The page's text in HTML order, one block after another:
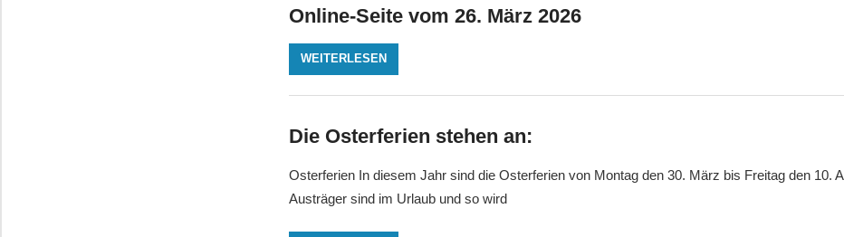
Online-Seite vom 26. März 2026
WEITERLESEN
Die Osterferien stehen an:
Osterferien In diesem Jahr sind die Osterferien von Montag den 30. März bis Freitag den 10.
Austräger sind im Urlaub und so wird